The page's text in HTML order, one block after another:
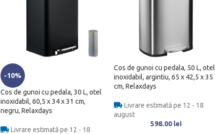
-10%
Cos de gunoi cu pedala, 30 L, otel
inoxidabil, 60,5 x 34 x 31 cm,
negru, Relaxdays
Livrare estimată pe 12 - 18
Cos de gunoi cu pedala, 50 L, otel
inoxidabil, argintiu, 65 x 42,5 x 35
cm, Relaxdays
Livrare estimată pe 12 - 18
august
598.00 lei